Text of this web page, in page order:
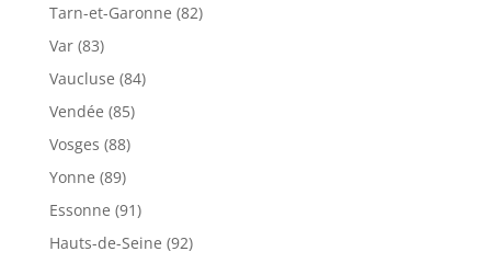
Tarn-et-Garonne (82)
Var (83)
Vaucluse (84)
Vendée (85)
Vosges (88)
Yonne (89)
Essonne (91)
Hauts-de-Seine (92)